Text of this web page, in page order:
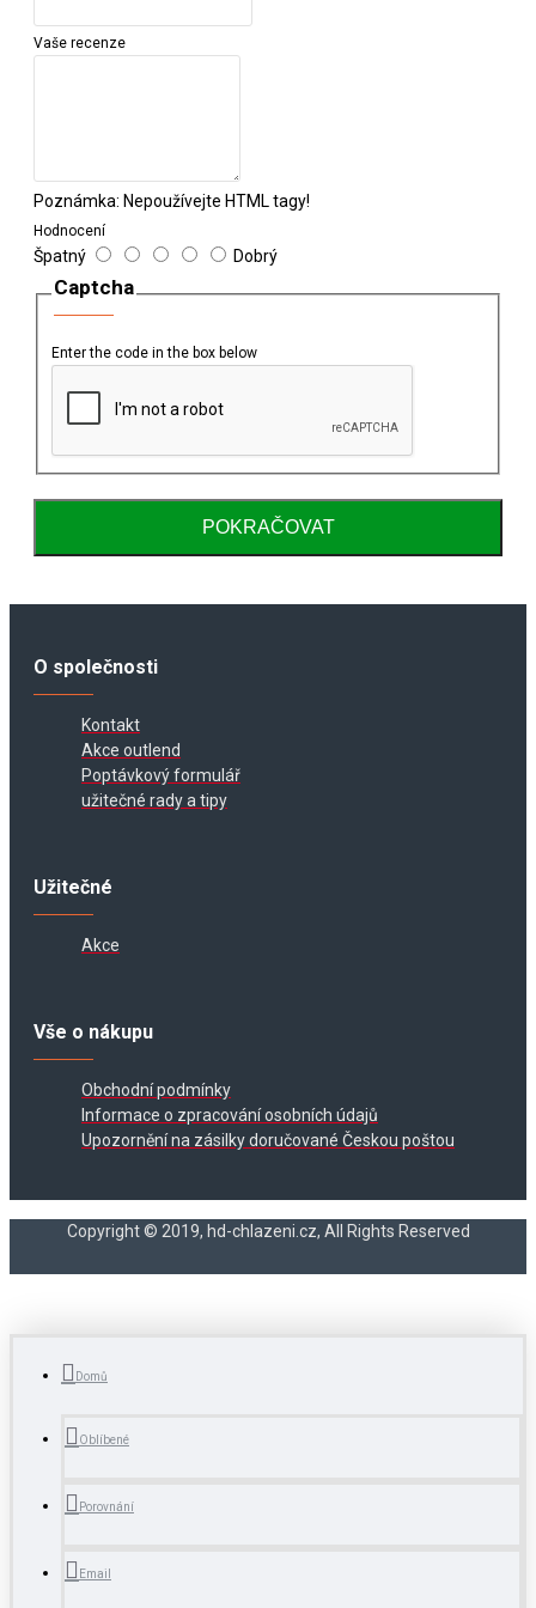
Vaše recenze
Poznámka: Nepoužívejte HTML tagy!
Hodnocení
Špatný Dobrý
Captcha
Enter the code in the box below
POKRAČOVAT
O společnosti
Kontakt
Akce outlend
Poptávkový formulář
užitečné rady a tipy
Užitečné
Akce
Vše o nákupu
Obchodní podmínky
Informace o zpracování osobních údajů
Upozornění na zásilky doručované Českou poštou
Copyright © 2019, hd-chlazeni.cz, All Rights Reserved
Domů
Oblíbené
Porovnání
Email